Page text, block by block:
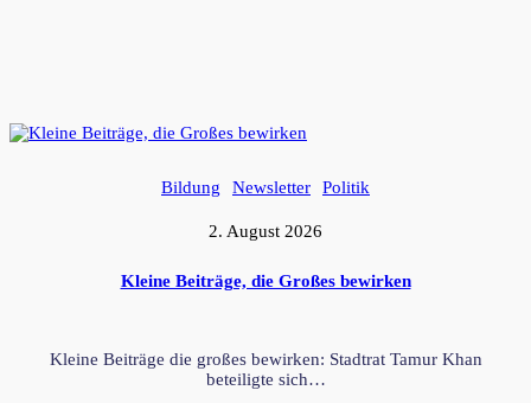
Bildung Newsletter Politik
2. August 2026
Kleine Beiträge, die Großes bewirken
Kleine Beiträge die großes bewirken: Stadtrat Tamur Khan
beteiligte sich…